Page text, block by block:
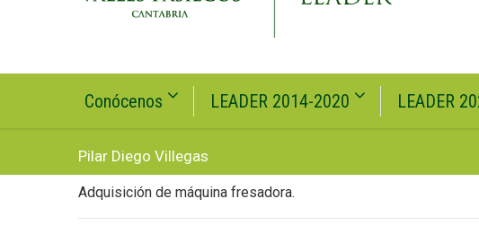
Conócenos LEADER 2014-2020 LEADER
Pilar Diego Villegas
Adquisición de máquina fresadora.